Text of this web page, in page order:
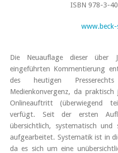
ISBN 978-3-
www.beck-
Die Neuauflage dieser
eingeführten Kommentierung
des heutigen
Medienkonvergenz, da praktisch
Onlineauftritt (überwiegend
verfügt. Seit der ersten
übersichtlich, systematisch
aufgearbeitet. Systematik ist in
da es sich um eine